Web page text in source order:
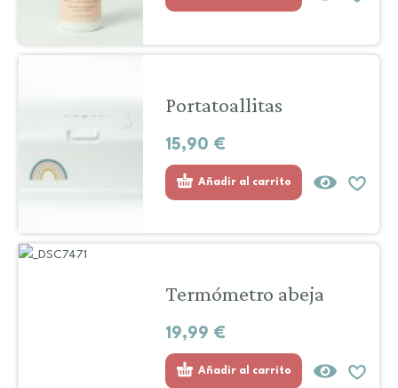
Portatoallitas
15,90 €
Añadir al carrito
Termómetro abeja
19,99 €
Añadir al carrito